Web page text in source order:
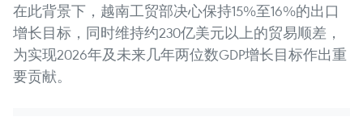
在此背景下，越南工贸部决心保持15%至16%的出口
增长目标，同时维持约230亿美元以上的贸易顺差，
为实现2026年及未来几年两位数GDP增长目标作出重
要贡献。